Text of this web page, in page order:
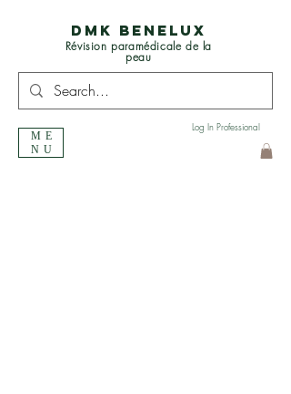
DMK BENELUX
Révision paramédicale de la
peau
ME
NU
Log In Professional